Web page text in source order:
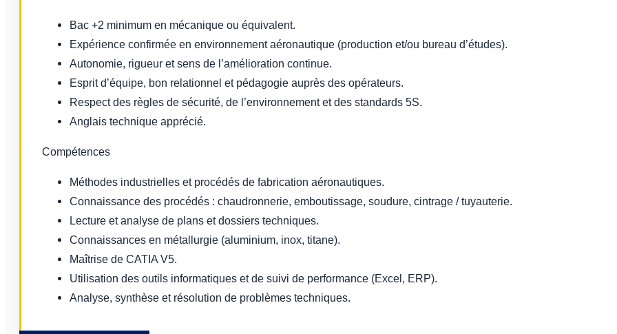
Bac +2 minimum en mécanique ou équivalent.
Expérience confirmée en environnement aéronautique (production et/ou bureau d’études).
Autonomie, rigueur et sens de l’amélioration continue.
Esprit d’équipe, bon relationnel et pédagogie auprès des opérateurs.
Respect des règles de sécurité, de l’environnement et des standards 5S.
Anglais technique apprécié.
Compétences
Méthodes industrielles et procédés de fabrication aéronautiques.
Connaissance des procédés : chaudronnerie, emboutissage, soudure, cintrage / tuyauterie.
Lecture et analyse de plans et dossiers techniques.
Connaissances en métallurgie (aluminium, inox, titane).
Maîtrise de CATIA V5.
Utilisation des outils informatiques et de suivi de performance (Excel, ERP).
Analyse, synthèse et résolution de problèmes techniques.